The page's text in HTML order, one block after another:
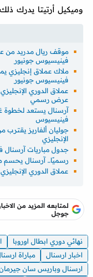
وميكيل أرتيتا يدرك
موقف ريال مدريد من
فينيسيوس جونيور
ملاك عملاق إنجليزي
فينيسيوس جونيور
عملاق الدوري
عرض رسمي
آرسنال يستعد
فينيسيوس
جوليان ألفاريز يقترب
الإنجليزي
جدول مباريات آرسنال في
رسميًا.. آرسنال يحسم
عملاق الدوري
لمتابعه المزيد من
جوجل
نهائي دوري ابطال اوروبا
اخبار ارسنال
مباراة
ارسنال وباريس سان